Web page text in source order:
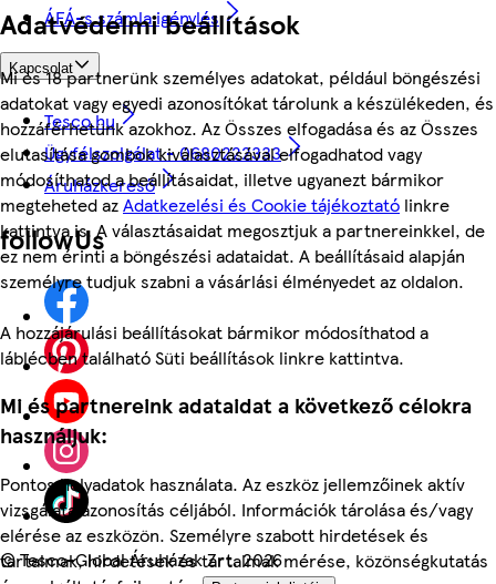
Adatvédelmi beállítások
Mi és 18 partnerünk személyes adatokat, például böngészési
adatokat vagy egyedi azonosítókat tárolunk a készülékeden, és
hozzáférhetünk azokhoz. Az Összes elfogadása és az Összes
elutasítása gombok kiválasztásával elfogadhatod vagy
módosíthatod a beállításaidat, illetve ugyanezt bármikor
megteheted azAdatkezelési és Cookie tájékoztató linkre
kattintva is. A választásaidat megosztjuk a partnereinkkel, de
ez nem érinti a böngészési adataidat. A beállításaid alapján
személyre tudjuk szabni a vásárlási élményedet az oldalon.
A hozzájárulási beállításokat bármikor módosíthatod a
láblécben található Süti beállítások linkre kattintva.
Mi és partnereink adataidat a következő célokra
használjuk:
Pontos helyadatok használata. Az eszköz jellemzőinek aktív
vizsgálata azonosítás céljából. Információk tárolása és/vagy
elérése az eszközön. Személyre szabott hirdetések és
tartalmak, hirdetések és tartalmak mérése, közönségkutatás
ÁFÁ-s számla igénylés
Kapcsolat
Tesco.hu
Ügyfélszolgálat - 0680222333
Áruházkereső
followUs
©Tesco-Global Áruházak Zrt. 2026